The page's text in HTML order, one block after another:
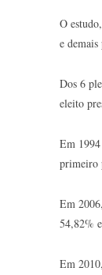
O
e
Dos 6
eleito
Em
primeiro
Em
54,82%
Em